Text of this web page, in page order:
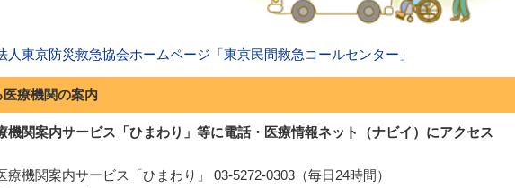
人東京防災救急協会ホームページ「東京民間救急コールセンター」
療機関の案内
機関案内サービス「ひまわり」等に電話・医療情報ネット（ナビイ）にアクセス
療機関案内サービス「ひまわり」 03-5272-0303（毎日24時間）